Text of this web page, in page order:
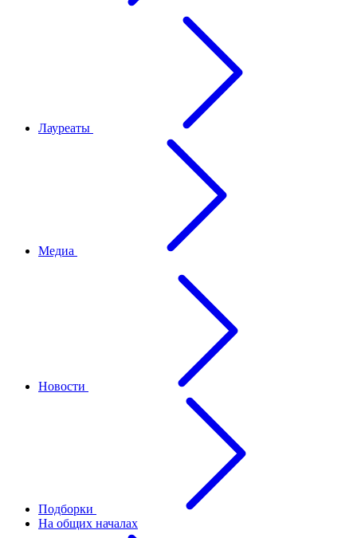
Лауреаты
Медиа
Новости
Подборки
На общих началах